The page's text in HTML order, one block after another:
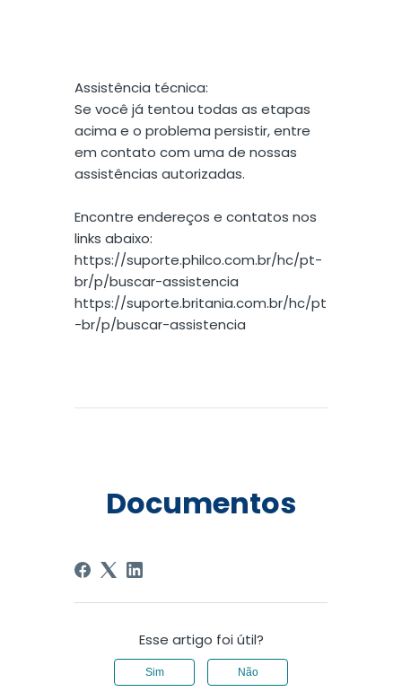
Assistência técnica:
Se você já tentou todas as etapas
acima e o problema persistir, entre
em contato com uma de nossas
assistências autorizadas.
Encontre endereços e contatos nos
links abaixo:
https://suporte.philco.com.br/hc/pt-
br/p/buscar-assistencia
https://suporte.britania.com.br/hc/pt
-br/p/buscar-assistencia
Documentos
Esse artigo foi útil?
Sim Não